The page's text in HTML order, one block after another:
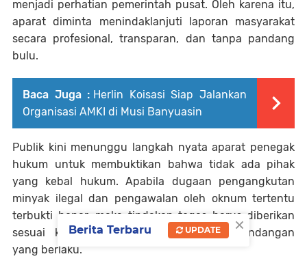
menjadi perhatian pemerintah pusat. Oleh karena itu,
aparat diminta menindaklanjuti laporan masyarakat
secara profesional, transparan, dan tanpa pandang
bulu.
Baca Juga : Herlin Koisasi Siap Jalankan
Organisasi AMKI di Musi Banyuasin
Publik kini menunggu langkah nyata aparat penegak
hukum untuk membuktikan bahwa tidak ada pihak
yang kebal hukum. Apabila dugaan pengangkutan
minyak ilegal dan pengawalan oleh oknum tertentu
terbukti benar, maka tindakan tegas harus diberikan
sesuai ketentuan peraturan perundang-undangan
yang berlaku.
×
Berita Terbaru UPDATE